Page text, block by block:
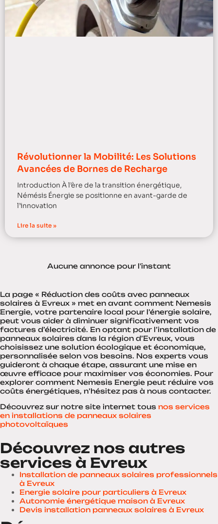
Révolutionner la Mobilité: Les Solutions
Avancées de Bornes de Recharge
Introduction À l’ère de la transition énergétique,
Némésis Énergie se positionne en avant-garde de
l’innovation
Lire la suite »
Aucune annonce pour l'instant
La page « Réduction des coûts avec panneaux
solaires à Evreux » met en avant comment Nemesis
Energie, votre partenaire local pour l’énergie solaire,
peut vous aider à diminuer significativement vos
factures d’électricité. En optant pour l’installation de
panneaux solaires dans la région d’Evreux, vous
choisissez une solution écologique et économique,
personnalisée selon vos besoins. Nos experts vous
guideront à chaque étape, assurant une mise en
œuvre efficace pour maximiser vos économies. Pour
explorer comment Nemesis Energie peut réduire vos
coûts énergétiques, n’hésitez pas à nous contacter.
Découvrez sur notre site internet tous nos services
en installations de panneaux solaires
photovoltaïques
Découvrez nos autres
services à Evreux
Installation de panneaux solaires professionnels
à Evreux
Energie solaire pour particuliers à Evreux
Autonomie énergétique maison à Evreux
Devis installation panneaux solaires à Evreux